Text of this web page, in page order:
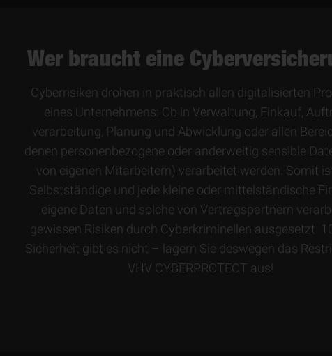
Wer braucht eine
Cyberrisiken drohen in praktisch allen digitalisierten
eines Unter­nehmens: Ob in Verwaltung, Einkauf,
verarbeitung, Planung und Abwicklung oder allen
denen personen­bezogene oder anderweitig sensible
von eigenen Mitarbeitern) verarbeitet werden. Somit
Selbst­ständige und jede kleine oder mittel­ständische
eigene Daten und solche von Vertrags­partnern
gewissen Risiken durch Cyber­kriminellen ausgesetzt.
Sicherheit gibt es nicht – lagern Sie deswegen das
VHV CYBERPROTECT aus!